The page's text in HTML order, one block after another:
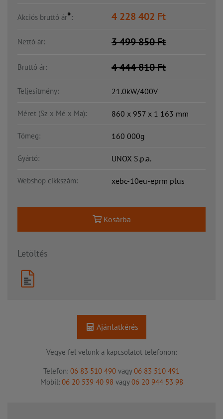
Akciós bruttó ár*: 4 228 402 Ft
Nettó ár: 3 499 850Ft
Bruttó ár: 4 444 810Ft
Teljesítmény: 21.0kW/400V
Méret (Sz x Mé x Ma): 860 x 957 x 1 163 mm
Tömeg: 160 000g
Gyártó: UNOX S.p.a.
Webshop cikkszám: xebc-10eu-eprm plus
Kosárba
Letöltés
Ajánlatkérés
Vegye fel velünk a kapcsolatot telefonon:
Telefon: 06 83 510 490 vagy06 83 510 491
Mobil: 06 20 539 40 98 vagy06 20 944 53 98